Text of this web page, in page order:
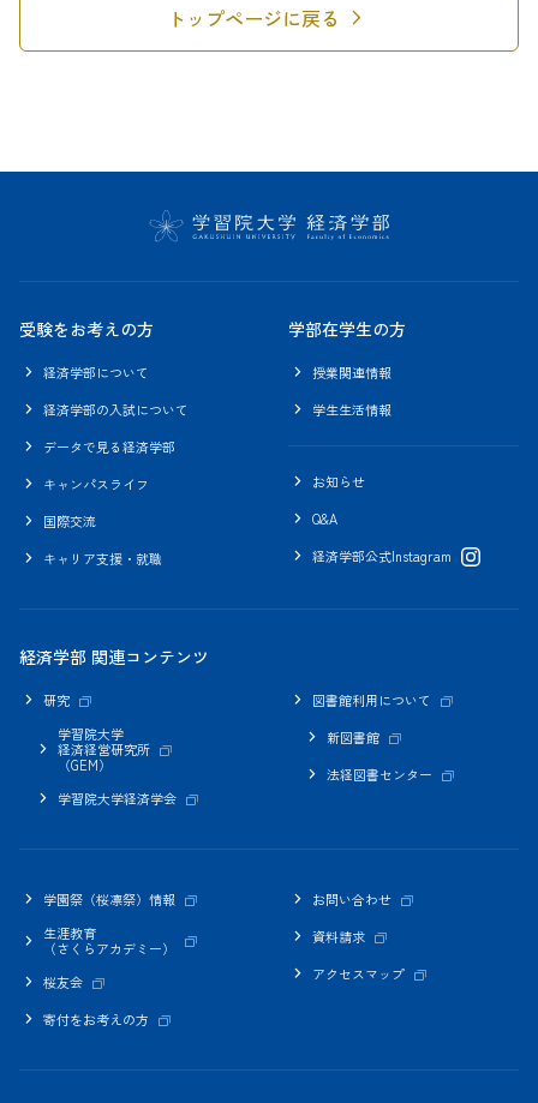
トップページに戻る chevron_right
受験をお考えの方
経済学部について
経済学部の入試について
データで見る経済学部
キャンパスライフ
国際交流
キャリア支援・就職
学部在学生の方
授業関連情報
学生生活情報
お知らせ
Q&A
経済学部公式Instagram
経済学部 関連コンテンツ
研究
学習院大学
経済経営研究所
（GEM）
学習院大学経済学会
図書館利用について
新図書館
法経図書センター
学園祭（桜凛祭）情報
生涯教育
（さくらアカデミー）
桜友会
寄付をお考えの方
お問い合わせ
資料請求
アクセスマップ